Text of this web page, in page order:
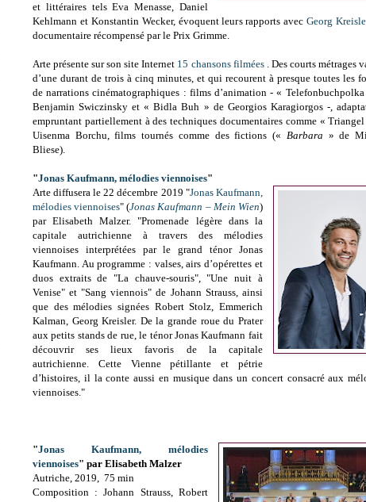
et littéraires tels Eva Menasse, Daniel
Kehlmann et Konstantin Wecker, évoquent leurs rapports avecGeorg
documentaire récompensé par le Prix Grimme.
Arte présente sur son site Internet 15 chansons filmées. Des courts métrages
d’une durant de trois à cinq minutes, et qui recourent à presque toutes les
de narrations cinématographiques : films d’animation - «
Benjamin Swiczinsky et « Bidla Buh » de Georgios Karagiorgos -,
empruntant partiellement à des techniques documentaires comme «
Uisenma Borchu, films tournés comme des fictions (« Barbara » de
Bliese).
"Jonas Kaufmann, mélodies viennoises"
Arte diffusera le 22 décembre 2019 "Jonas Kaufmann,
mélodies viennoises" (Jonas Kaufmann – Mein Wien)
parElisabeth Malzer."Promenade légère dans la
capitale autrichienne à travers des mélodies
viennoises interprétées par le grand ténor Jonas
Kaufmann. Au programme : valses, airs d’opérettes et
duos extraits de "La chauve-souris", "Une nuit à
Venise" et "Sang viennois" de Johann Strauss, ainsi
que des mélodies signées Robert Stolz, Emmerich
Kalman, Georg Kreisler. De la grande roue du Prater
aux petits stands de rue, le ténor Jonas Kaufmann fait
découvrir ses lieux favoris de la capitale
autrichienne. Cette Vienne pétillante et pétrie
d’histoires, il la conte aussi en musique dans un concert consacré aux
viennoises."
"Jonas Kaufmann, mélodies
viennoises" par Elisabeth Malzer
Autriche, 2019, 75 min
Composition :Johann Strauss, Robert